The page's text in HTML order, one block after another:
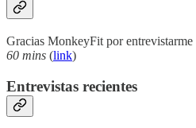
Gracias MonkeyFit por
60 mins (link)
Entrevistas recientes